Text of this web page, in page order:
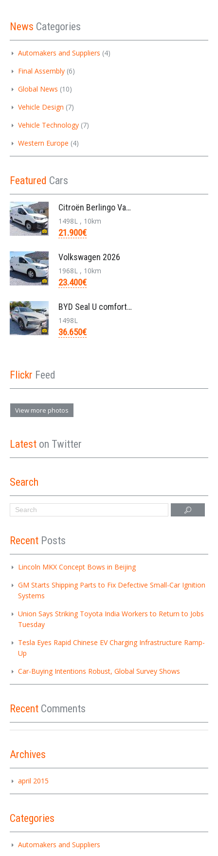
News Categories
Automakers and Suppliers (4)
Final Assembly (6)
Global News (10)
Vehicle Design (7)
Vehicle Technology (7)
Western Europe (4)
Featured Cars
Citroën Berlingo Van L2 950KG BlueHDi 130pk/automa
1498L , 10km
21.900€
Volkswagen 2026
1968L , 10km
23.400€
BYD Seal U comfort/26.6kwh pHEV /nieuw/36650€/bj20
1498L
36.650€
Flickr Feed
View more photos
Latest on Twitter
Search
Recent Posts
Lincoln MKX Concept Bows in Beijing
GM Starts Shipping Parts to Fix Defective Small-Car Ignition
Systems
Union Says Striking Toyota India Workers to Return to Jobs
Tuesday
Tesla Eyes Rapid Chinese EV Charging Infrastructure Ramp-
Up
Car-Buying Intentions Robust, Global Survey Shows
Recent Comments
Archives
april 2015
Categories
Automakers and Suppliers